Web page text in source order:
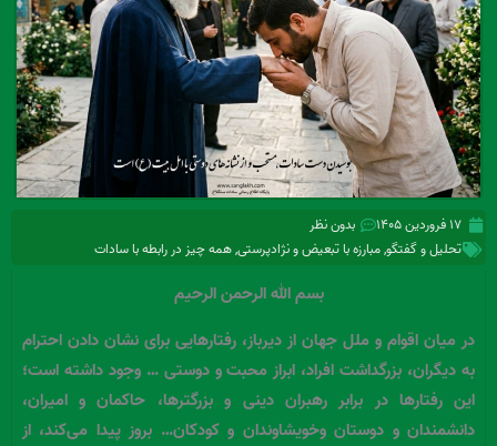
۱۷ فروردین ۱۴۰۵
بدون نظر
تحلیل و گفتگو,مبارزه با تبعیض و نژادپرستی,همه چیز در رابطه با سادات
بسم الله الرحمن الرحیم
در میان اقوام و ملل جهان از دیرباز، رفتارهایی برای نشان دادن احترام
به دیگران، بزرگداشت افراد، ابراز محبت و دوستی … وجود داشته است؛
این رفتارها در برابر رهبران دینی و بزرگتر‌ها، حاکمان و امیران،
دانشمندان و دوستان وخویشاوندان و کودکان… بروز پیدا می‌کند، از